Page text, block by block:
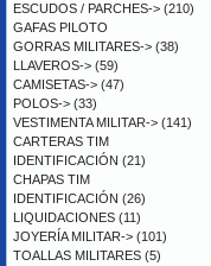
ESCUDOS / PARCHES-> (210)
GAFAS PILOTO
GORRAS MILITARES-> (38)
LLAVEROS-> (59)
CAMISETAS-> (47)
POLOS-> (33)
VESTIMENTA MILITAR-> (141)
CARTERAS TIM
IDENTIFICACIÓN (21)
CHAPAS TIM
IDENTIFICACIÓN (26)
LIQUIDACIONES (11)
JOYERÍA MILITAR-> (101)
TOALLAS MILITARES (5)